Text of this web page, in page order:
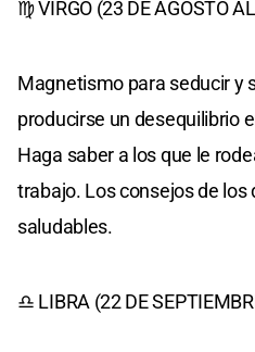
♍ VIRGO (23 DE AGOSTO
Magnetismo para seducir y
producirse un desequilibrio
Haga saber a los que le
trabajo. Los consejos de
saludables.
♎ LIBRA (22 DE